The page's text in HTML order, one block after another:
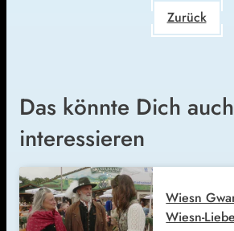
Zurück
Das könnte Dich auch
interessieren
Wiesn
Wiesn-